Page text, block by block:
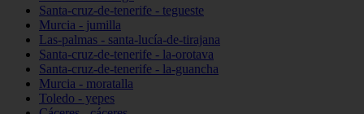
Santa-cruz-de-tenerife - tegueste
Murcia - jumilla
Las-palmas - santa-lucía-de-tirajana
Santa-cruz-de-tenerife - la-orotava
Santa-cruz-de-tenerife - la-guancha
Murcia - moratalla
Toledo - yepes